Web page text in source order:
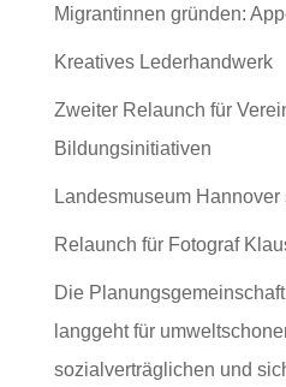
Migrantinnen gründen:
Kreatives Lederhandwerk
Zweiter Relaunch für
Bildungsinitiativen
Landesmuseum
Relaunch für Fotograf
Die
langgeht für
sozialverträglichen und